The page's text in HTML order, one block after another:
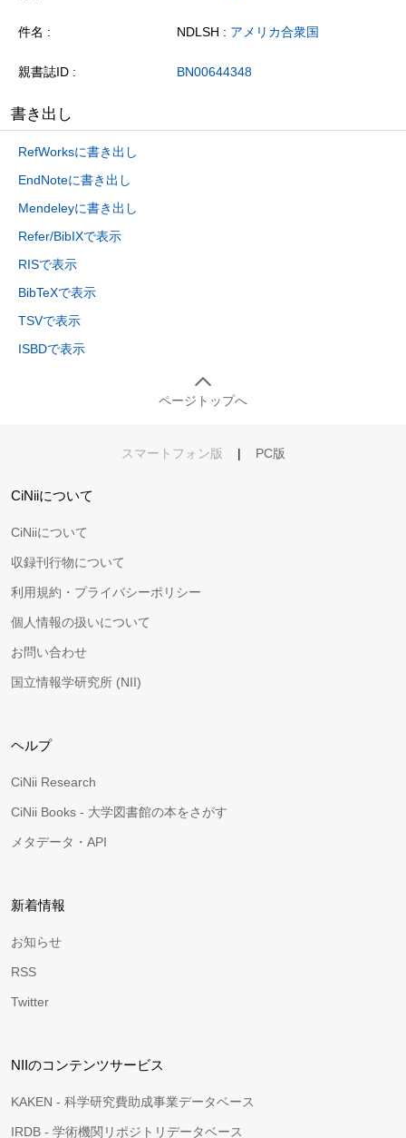
件名 NDLSH : アメリカ合衆国
親書誌ID BN00644348
書き出し
RefWorksに書き出し
EndNoteに書き出し
Mendeleyに書き出し
Refer/BibIXで表示
RISで表示
BibTeXで表示
TSVで表示
ISBDで表示
ページトップへ
スマートフォン版 | PC版
CiNiiについて
CiNiiについて
収録刊行物について
利用規約・プライバシーポリシー
個人情報の扱いについて
お問い合わせ
国立情報学研究所 (NII)
ヘルプ
CiNii Research
CiNii Books - 大学図書館の本をさがす
メタデータ・API
新着情報
お知らせ
RSS
Twitter
NIIのコンテンツサービス
KAKEN - 科学研究費助成事業データベース
IRDB - 学術機関リポジトリデータベース